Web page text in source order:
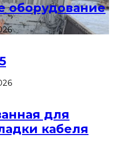
оборудование
для
кабеля